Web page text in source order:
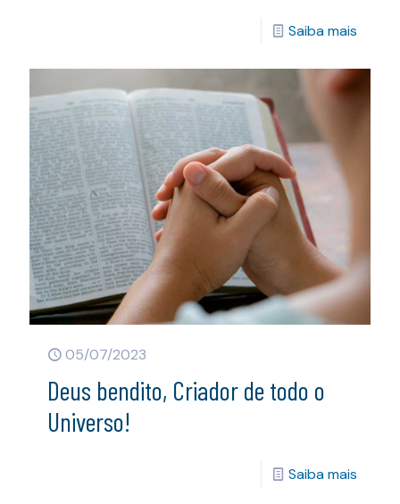
Saiba mais
05/07/2023
Deus bendito, Criador de todo o
Universo!
Saiba mais